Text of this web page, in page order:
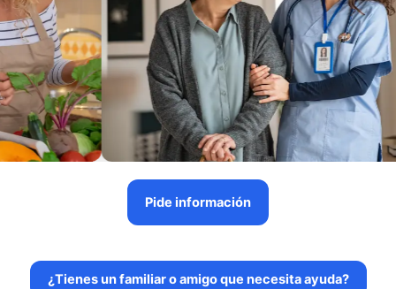
Pide información
¿Tienes un familiar o amigo que necesita ayuda?